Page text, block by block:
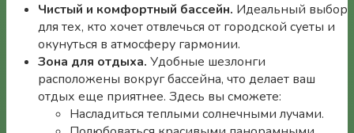
Чистый и комфортный бассейн. Идеальный выбор
для тех, кто хочет отвлечься от городской суеты и
окунуться в атмосферу гармонии.
Зона для отдыха. Удобные шезлонги
расположены вокруг бассейна, что делает ваш
отдых еще приятнее. Здесь вы сможете:
Насладиться теплыми солнечными лучами.